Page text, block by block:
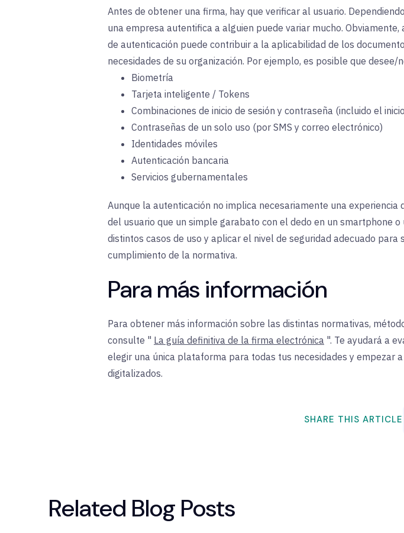
Antes de obtener una firma, hay que verificar al usuario.
una empresa autentifica a alguien puede variar mucho.
de autenticación puede contribuir a la aplicabilidad de los
necesidades de su organización. Por ejemplo, es posible que desee/
Biometría
Tarjeta inteligente / Tokens
Combinaciones de inicio de sesión y contraseña (incluido el
Contraseñas de un solo uso (por SMS y correo electrónico)
Identidades móviles
Autenticación bancaria
Servicios gubernamentales
Aunque la autenticación no implica necesariamente una
del usuario que un simple garabato con el dedo en un smartphone
distintos casos de uso y aplicar el nivel de seguridad adecuado
cumplimiento de la normativa.
Para más información
Para obtener más información sobre las distintas normativas,
consulte " La guía definitiva de la firma electrónica ". Te ayudará a
elegir una única plataforma para todas tus necesidades y empezar
digitalizados.
SHARE THIS ARTICLE
Related Blog Posts